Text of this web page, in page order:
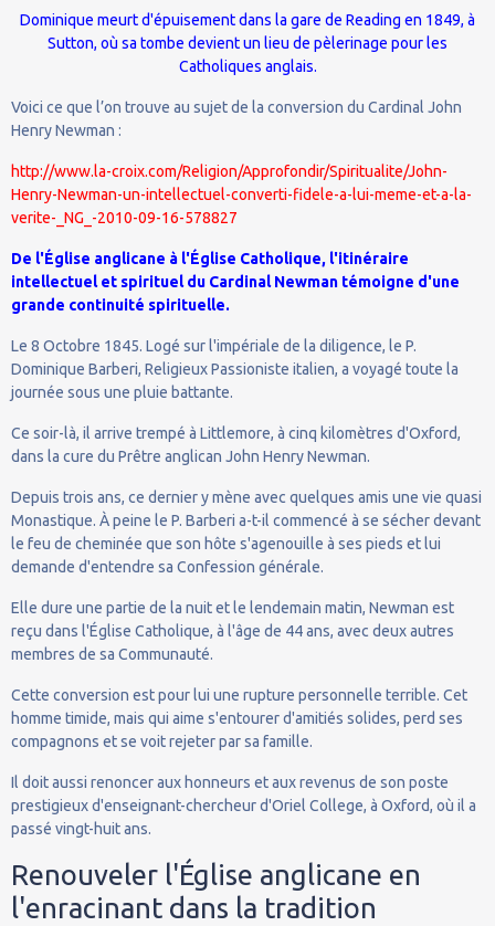
Dominique meurt d'épuisement dans la gare de Reading en 1849, à
Sutton, où sa tombe devient un lieu de pèlerinage pour les
Catholiques anglais.
Voici ce que l’on trouve au sujet de la conversion du Cardinal John
Henry Newman :
http://www.la-croix.com/Religion/Approfondir/Spiritualite/John-
Henry-Newman-un-intellectuel-converti-fidele-a-lui-meme-et-a-la-
verite-_NG_-2010-09-16-578827
De l'Église anglicane à l'Église Catholique, l'itinéraire
intellectuel et spirituel du Cardinal Newman témoigne d'une
grande continuité spirituelle.
Le 8 Octobre 1845. Logé sur l'impériale de la diligence, le P.
Dominique Barberi, Religieux Passioniste italien, a voyagé toute la
journée sous une pluie battante.
Ce soir-là, il arrive trempé à Littlemore, à cinq kilomètres d'Oxford,
dans la cure du Prêtre anglican John Henry Newman.
Depuis trois ans, ce dernier y mène avec quelques amis une vie quasi
Monastique. À peine le P. Barberi a-t-il commencé à se sécher devant
le feu de cheminée que son hôte s'agenouille à ses pieds et lui
demande d'entendre sa Confession générale.
Elle dure une partie de la nuit et le lendemain matin, Newman est
reçu dans l'Église Catholique, à l'âge de 44 ans, avec deux autres
membres de sa Communauté.
Cette conversion est pour lui une rupture personnelle terrible. Cet
homme timide, mais qui aime s'entourer d'amitiés solides, perd ses
compagnons et se voit rejeter par sa famille.
Il doit aussi renoncer aux honneurs et aux revenus de son poste
prestigieux d'enseignant-chercheur d'Oriel College, à Oxford, où il a
passé vingt-huit ans.
Renouveler l'Église anglicane en
l'enracinant dans la tradition